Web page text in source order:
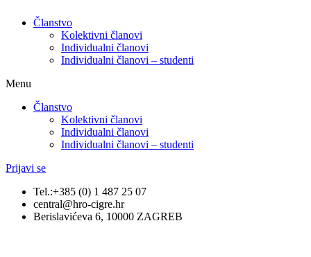
Članstvo
Kolektivni članovi
Individualni članovi
Individualni članovi – studenti
Menu
Članstvo
Kolektivni članovi
Individualni članovi
Individualni članovi – studenti
Prijavi se
Tel.:+385 (0) 1 487 25 07
central@hro-cigre.hr
Berislavićeva 6, 10000 ZAGREB